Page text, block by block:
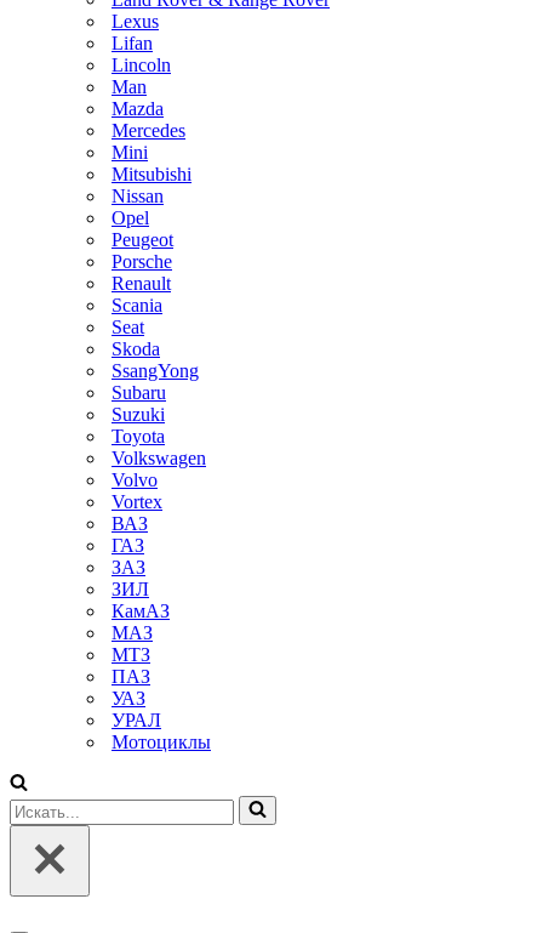
Lexus
Lifan
Lincoln
Man
Mazda
Mercedes
Mini
Mitsubishi
Nissan
Opel
Peugeot
Porsche
Renault
Scania
Seat
Skoda
SsangYong
Subaru
Suzuki
Toyota
Volkswagen
Volvo
Vortex
ВАЗ
ГАЗ
ЗАЗ
ЗИЛ
КамАЗ
МАЗ
МТЗ
ПАЗ
УАЗ
УРАЛ
Мотоциклы
Искать...